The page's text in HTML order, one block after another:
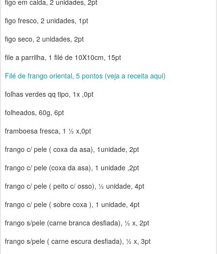
figo em calda, 2 unidades, 2pt
figo fresco, 2 unidades, 1pt
figo seco, 2 unidades, 2pt
file a parrilha, 1 filé de 10X10cm, 15pt
Filé de frango oriental, 5 pontos (veja a receita aqui)
folhas verdes qq tipo, 1x ,0pt
folheados, 60g, 6pt
framboesa fresca, 1 ½ x,0pt
frango c/ pele ( coxa da asa), 1unidade, 2pt
frango c/ pele (coxa da asa), 1 unidade ,2pt
frango c/ pele ( peito c/ osso), ½ unidade, 4pt
frango c/ pele ( sobre coxa ), 1 unidade, 4pt
frango s/pele (carne branca desfiada), ½ x, 2pt
frango s/pele ( carne escura desfiada), ½ x, 3pt